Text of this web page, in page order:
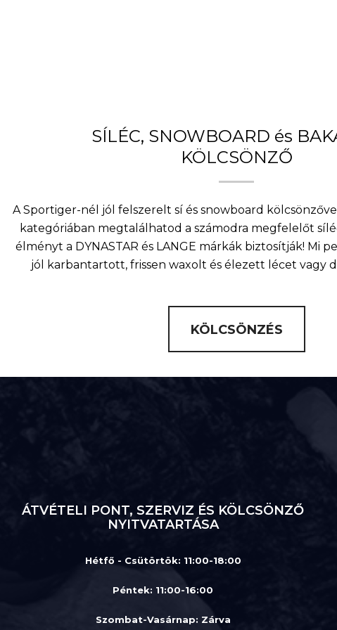
SÍLÉC, SNOWBOARD és
KÖLCSÖNZŐ
A Sportiger-nél jól felszerelt sí és snowboard
kategóriában megtalálhatod a számodra megfelelőt
élményt a DYNASTAR és LANGE márkák biztosítják! Mi
jól karbantartott, frissen waxolt és élezett lécet vagy
KÖLCSÖNZÉS
ÁTVÉTELI PONT, SZERVIZ ÉS KÖLCSÖNZŐ
NYITVATARTÁSA
Hétfő - Csütörtök: 11:00-18:00
Péntek: 11:00-16:00
Szombat-Vasárnap: Zárva